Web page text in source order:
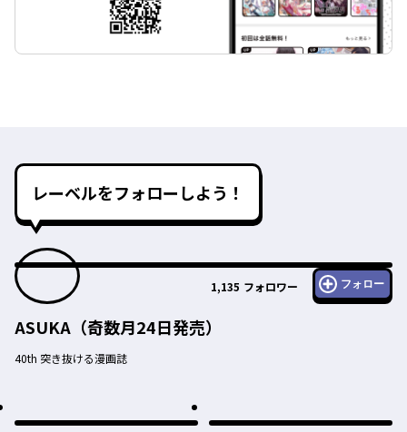
レーベルをフォローしよう！
1,135 フォロワー フォロー
ASUKA（奇数月24日発売）
40th 突き抜ける漫画誌